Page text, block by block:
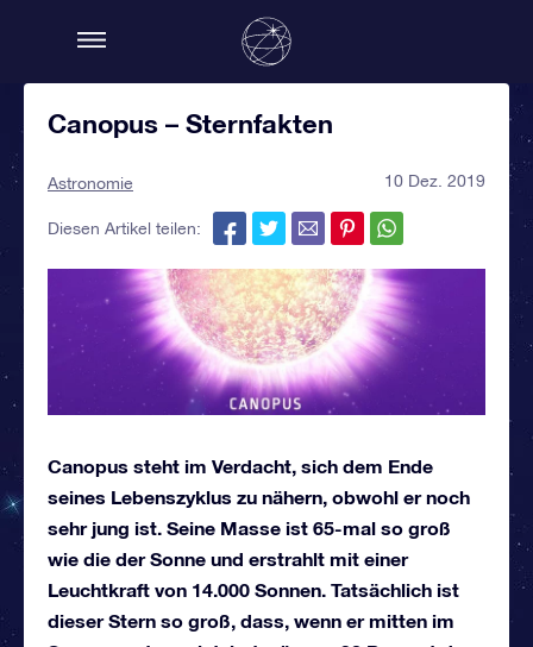
Canopus – Sternfakten
Astronomie 10 Dez. 2019
Diesen Artikel teilen:
Canopus steht im Verdacht, sich dem Ende
seines Lebenszyklus zu nähern, obwohl er noch
sehr jung ist. Seine Masse ist 65-mal so groß
wie die der Sonne und erstrahlt mit einer
Leuchtkraft von 14.000 Sonnen. Tatsächlich ist
dieser Stern so groß, dass, wenn er mitten im